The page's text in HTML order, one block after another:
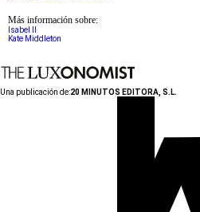
Más información sobre:
Isabel II
Kate Middleton
Una publicación de:20 MINUTOS EDITORA, S.L.